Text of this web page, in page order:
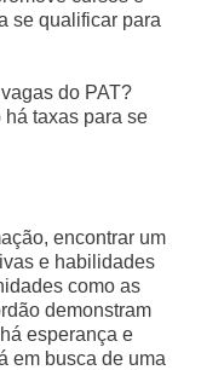
se qualificar para
do PAT?
há taxas para se
encontrar um
e habilidades
como as
demonstram
esperança e
em busca de uma